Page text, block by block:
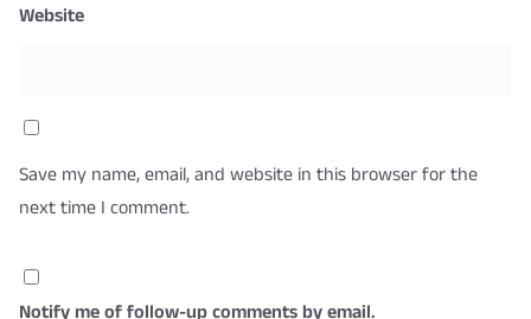
Website
Save my name, email, and website in this browser for the
next time I comment.
Notify me of follow-up comments by email.